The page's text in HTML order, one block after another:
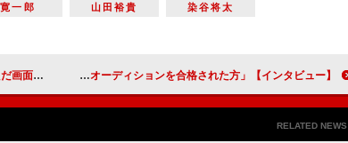
寛一郎 山田裕貴 染谷将太
タビュー】 恒松祐里、timelesz・橋本将生の印象は「さすがタイプロのオーディションを合格された方」【インタビュー】
RELATED NEWS